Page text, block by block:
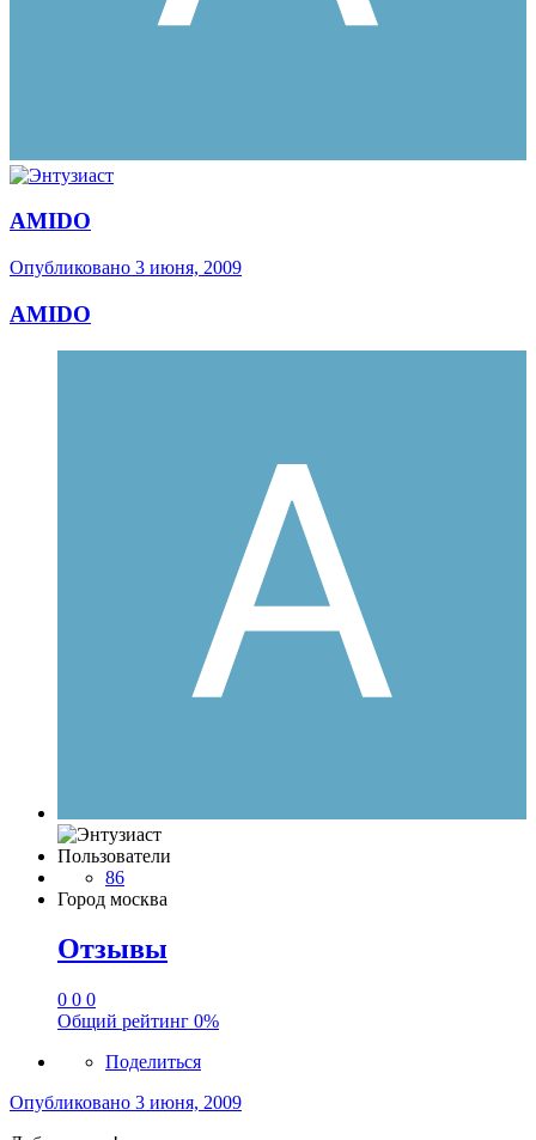
AMIDO
Опубликовано 3 июня, 2009
AMIDO
Пользователи
86
Город москва
Отзывы
0 0 0
Общий рейтинг 0%
Поделиться
Опубликовано 3 июня, 2009